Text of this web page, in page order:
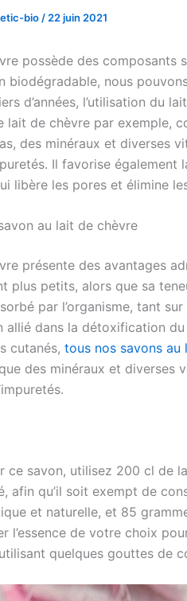
bio / 22 juin 2021
possède des composants
biodégradable, nous
d’années, l’utilisation du
lait de chèvre par exemple,
des minéraux et diverses
Il favorise
libère les pores et élimine
au lait de chèvre
présente des avantages
plus petits, alors que sa
par l’organisme, tant
allié dans la détoxification
cutanés, tous nos savons au
des minéraux et diverses
ce savon, utilisez 200 cl de
afin qu’il soit exempt de
et naturelle, et 85
l’essence de votre choix
quelques gouttes de